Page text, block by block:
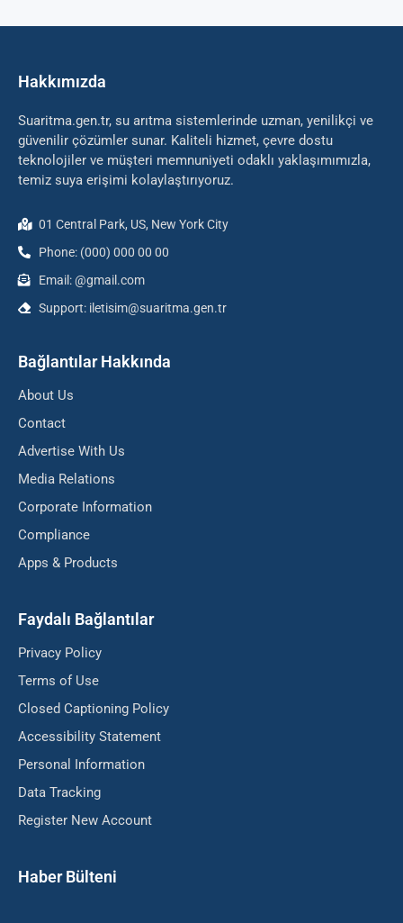
Hakkımızda
Suaritma.gen.tr, su arıtma sistemlerinde uzman, yenilikçi ve
güvenilir çözümler sunar. Kaliteli hizmet, çevre dostu
teknolojiler ve müşteri memnuniyeti odaklı yaklaşımımızla,
temiz suya erişimi kolaylaştırıyoruz.
01 Central Park, US, New York City
Phone: (000) 000 00 00
Email: @gmail.com
Support: iletisim@suaritma.gen.tr
Bağlantılar Hakkında
About Us
Contact
Advertise With Us
Media Relations
Corporate Information
Compliance
Apps & Products
Faydalı Bağlantılar
Privacy Policy
Terms of Use
Closed Captioning Policy
Accessibility Statement
Personal Information
Data Tracking
Register New Account
Haber Bülteni